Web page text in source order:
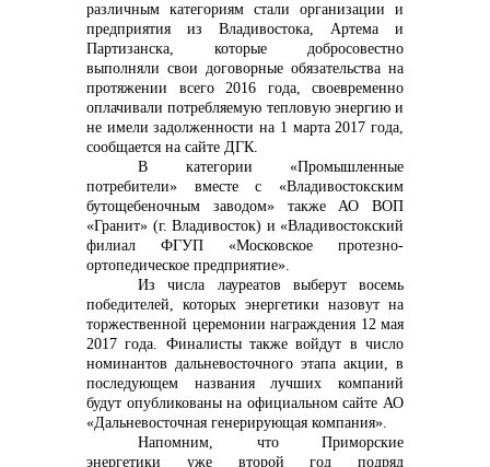
+7 (423) 234 50 50
info@vostokcement.ru
различным категориям стали организации и
предприятия из Владивостока, Артема и
Партизанска, которые добросовестно
выполняли свои договорные обязательства на
протяжении всего 2016 года, своевременно
оплачивали потребляемую тепловую энергию и
не имели задолженности на 1 марта 2017 года,
сообщается на сайте ДГК.
В категории «Промышленные
потребители» вместе с «Владивостокским
бутощебеночным заводом» также АО ВОП
«Гранит» (г. Владивосток) и «Владивостокский
филиал ФГУП «Московское протезно-
ортопедическое предприятие».
Из числа лауреатов выберут восемь
победителей, которых энергетики назовут на
торжественной церемонии награждения 12 мая
2017 года. Финалисты также войдут в число
номинантов дальневосточного этапа акции, в
последующем названия лучших компаний
будут опубликованы на официальном сайте АО
«Дальневосточная генерирующая компания».
Напомним, что Приморские
энергетики уже второй год подряд